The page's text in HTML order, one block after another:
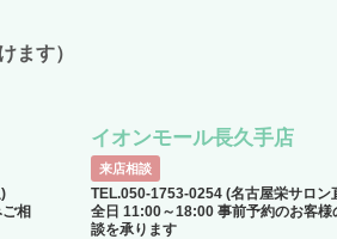
ます）
相
イオンモール長久手店
来店相談
TEL.050-1753-0254 (名古屋栄サロン
全日 11:00～18:00 事前予約のお客様
談を承ります